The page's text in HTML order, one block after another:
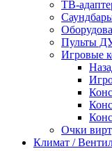
ТВ-
Пульты
Игровые
Очки
Климат /